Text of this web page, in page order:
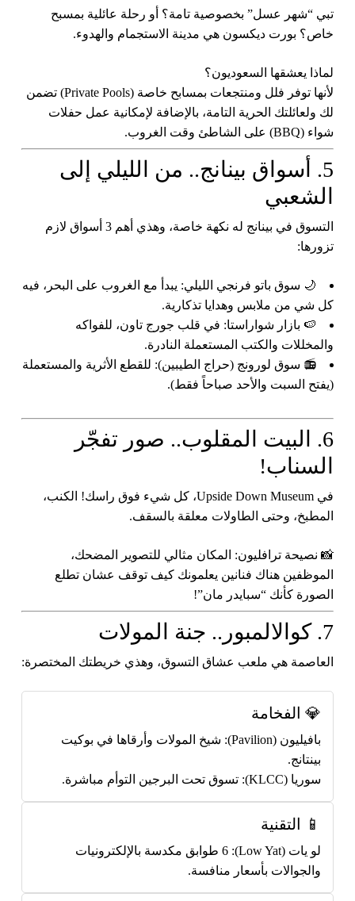
تبي “شهر عسل” بخصوصية تامة؟ أو رحلة عائلية بمسبح
خاص؟ بورت ديكسون هي مدينة الاستجمام والهدوء.
لماذا يعشقها السعوديون؟
لأنها توفر فلل ومنتجعات بمسابح خاصة (Private Pools) تضمن
لك ولعائلتك الحرية التامة، بالإضافة لإمكانية عمل حفلات
شواء (BBQ) على الشاطئ وقت الغروب.
5. أسواق بينانج.. من الليلي إلى
الشعبي
التسوق في بينانج له نكهة خاصة، وهذي أهم 3 أسواق لازم
تزورها:
🌙 سوق باتو فرنجي الليلي: يبدأ مع الغروب على البحر، فيه
كل شي من ملابس وهدايا تذكارية.
🍉 بازار شواراستا: في قلب جورج تاون، للفواكه
والمخللات والكتب المستعملة النادرة.
📻 سوق لورونج (حراج الطيبين): للقطع الأثرية والمستعملة
(يفتح السبت والأحد صباحاً فقط).
6. البيت المقلوب.. صور تفجّر
السناب!
في Upside Down Museum، كل شيء فوق راسك! الكنب،
المطبخ، وحتى الطاولات معلقة بالسقف.
📸 نصيحة ترافليون: المكان مثالي للتصوير المضحك،
الموظفين هناك فنانين يعلمونك كيف توقف عشان تطلع
الصورة كأنك “سبايدر مان”!
7. كوالالمبور.. جنة المولات
العاصمة هي ملعب عشاق التسوق، وهذي خريطتك المختصرة:
💎 الفخامة
بافيليون (Pavilion):
شيخ المولات وأرقاها في بوكيت
بينتانج.
سوريا (KLCC):
تسوق تحت البرجين التوأم مباشرة.
📱 التقنية
لو يات (Low Yat):
6 طوابق مكدسة بالإلكترونيات
والجوالات بأسعار منافسة.